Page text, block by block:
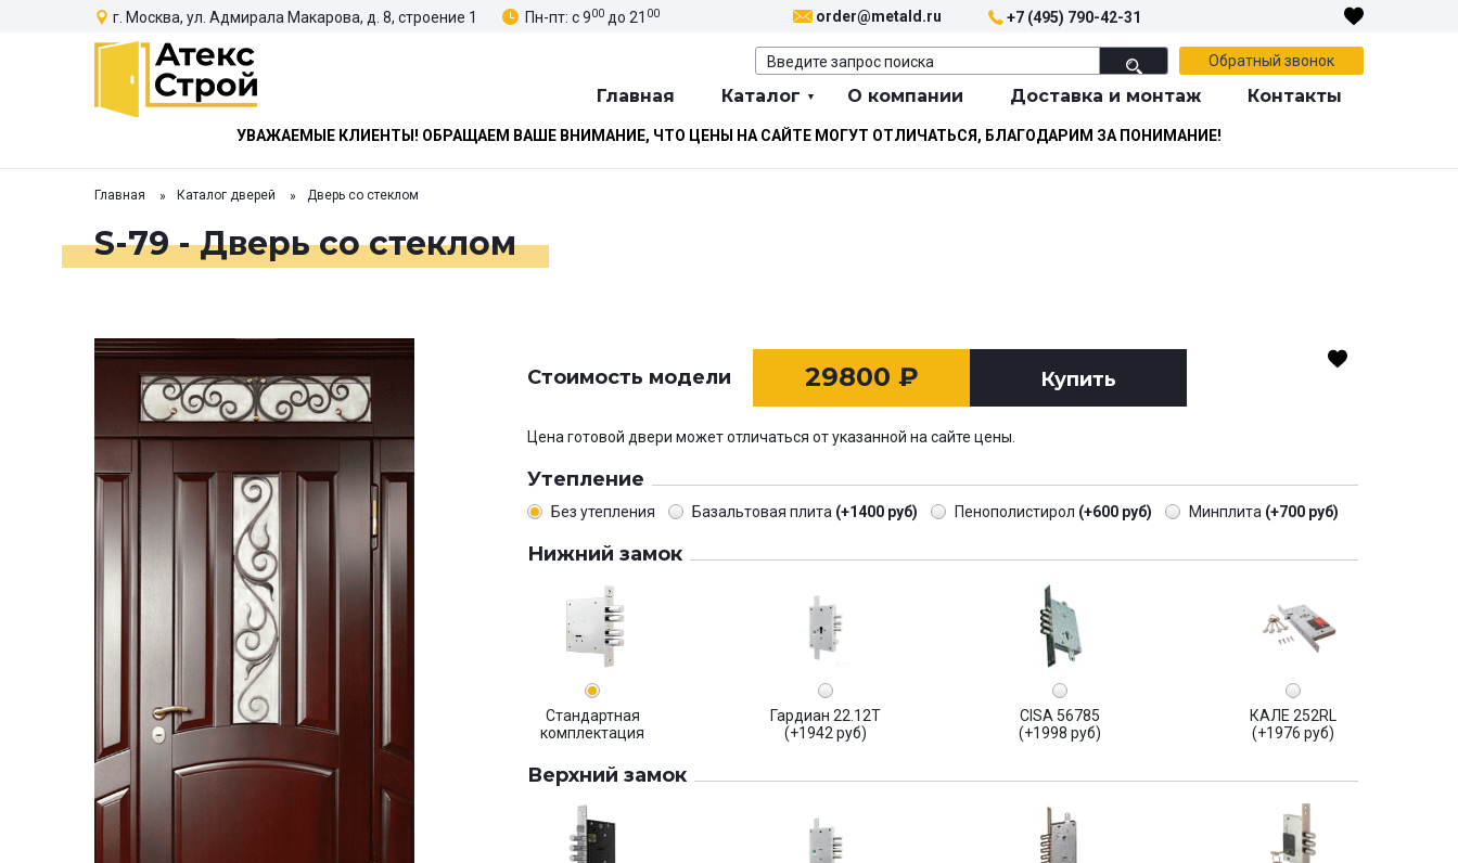
г. Москва, ул. Адмирала Макарова, д. 8, строение 1 Пн-пт: с 900 до 21 00 order@metald.ru +7 (495) 790-42-31
Обратный звонок
Главная Каталог О компании Доставка и монтаж Контакты
УВАЖАЕМЫЕ КЛИЕНТЫ! ОБРАЩАЕМ ВАШЕ ВНИМАНИЕ, ЧТО ЦЕНЫ НА САЙТЕ МОГУТ ОТЛИЧАТЬСЯ, БЛАГОДАРИМ ЗА ПОНИМАНИЕ!
Главная Каталог дверей Дверь со стеклом
S-79 - Дверь со стеклом
Стоимость модели 29800 ₽ Купить
Цена готовой двери может отличаться от указанной на сайте цены.
Утепление
Без утепления Базальтовая плита (+1400 руб) Пенополистирол (+600 руб) Минплита (+700 руб)
Нижний замок
Стандартная
комплектация
Гардиан 22.12Т
(+1942 руб)
CISA 56785
(+1998 руб)
КАЛЕ 252RL
(+1976 руб)
Верхний замок